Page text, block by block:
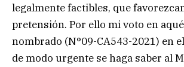
legalmente factibles, que
pretensión. Por ello mi voto en
nombrado (N°09-CA543-2021) en
de modo urgente se haga saber al